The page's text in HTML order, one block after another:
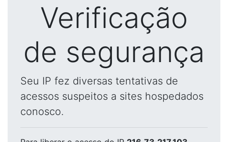
Verificação
de segurança
Seu IP fez diversas tentativas de
acessos suspeitos a sites hospedados
conosco.